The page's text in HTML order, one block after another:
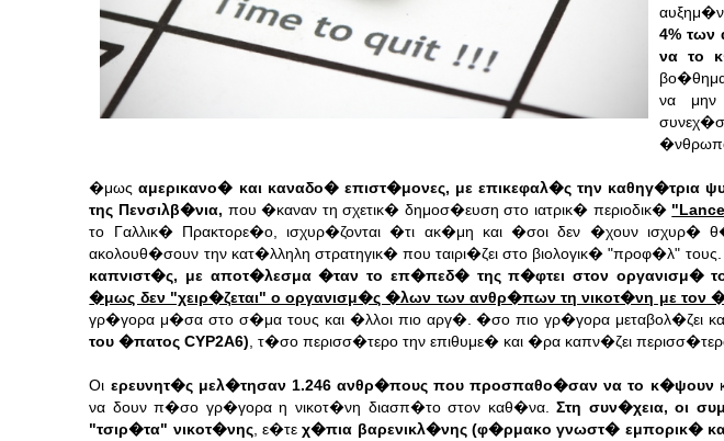
4% των
να το
να μην
�μωςαμερικανο� και καναδο� επιστ�μονες, με επικεφαλ�ς την καθηγ�τρια
της Πενσιλβ�νια, που �καναν τη σχετικ� δημοσ�ευση στο ιατρικ� περιοδικ�
το Γαλλικ� Πρακτορε�ο, ισχυρ�ζονται �τι ακ�μη και �σοι δεν �χουν
ακολουθ�σουν την κατ�λληλη στρατηγικ� που ταιρι�ζει στο βιολογικ� "προφ�λ" τους.
καπνιστ�ς, με αποτ�λεσμα �ταν το επ�πεδ� της π�φτει στον οργανισμ�
�μως δεν "χειρ�ζεται" ο οργανισμ�ς �λων των ανθρ�πων τη νικοτ�νη με τον
γρ�γορα μ�σα στο σ�μα τους και �λλοι πιο αργ�. �σο πιο γρ�γορα μεταβολ�ζει
του �πατος CYP2A6) , τ�σο περισσ�τερο την επιθυμε� και �ρα καπν�ζει
Οι ερευνητ�ς μελ�τησαν 1.246 ανθρ�πους που προσπαθο�σαν να το κ�ψουν
να δουν π�σο γρ�γορα η νικοτ�νη διασπ�το στον καθ�να.Στη συν�χεια, οι
"τσιρ�τα" νικοτ�νης, ε�τεχ�πια βαρενικλ�νης (φ�ρμακο γνωστ� εμπορικ�